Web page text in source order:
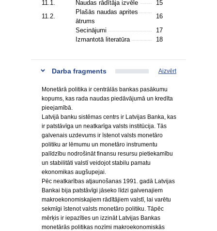
11.1. Naudas rādītāja izvēle
15
11.2.
Plašās naudas aprites
ātrums
16
Secinājumi
17
Izmantotā literatūra
18
Darba fragments Aizvērt
Monetārā politika ir centrālās bankas pasākumu
kopums, kas rada naudas piedāvājumā un kredīta
pieejamībā.
Latvijā banku sistēmas centrs ir Latvijas Banka, kas
ir patstāvīga un neatkarīga valsts institūcija. Tās
galvenais uzdevums ir īstenot valsts monetāro
politiku ar lēmumu un monetāro instrumentu
palīdzību nodrošināt finansu resursu pietiekamību
un stabilitāti valstī veidojot stabilu pamatu
ekonomikas augšupejai.
Pēc neatkarības atjaunošanas 1991. gadā Latvijas
Bankai bija patstāvīgi jāseko līdzi galvenajiem
makroekonomiskajiem rādītājiem valstī, lai varētu
sekmīgi īstenot valsts monetāro politiku. Tāpēc
mērķis ir iepazīties un izzināt Latvijas Bankas
monetārās politikas nozīmi makroekonomiskās